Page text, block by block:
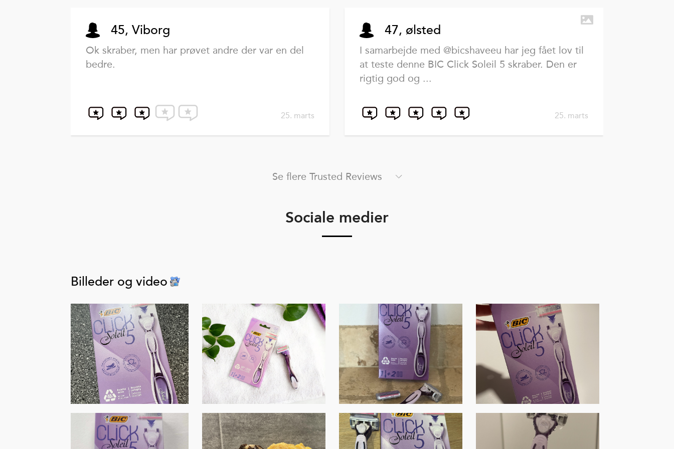
45, Viborg
Ok skraber, men har prøvet andre der var en del
bedre.
25. marts
47, ølsted
I samarbejde med @bicshaveeu har jeg fået lov til
at teste denne BIC Click Soleil 5 skraber. Den er
rigtig god og ...
25. marts
Se flere Trusted Reviews
Sociale medier
Billeder og video